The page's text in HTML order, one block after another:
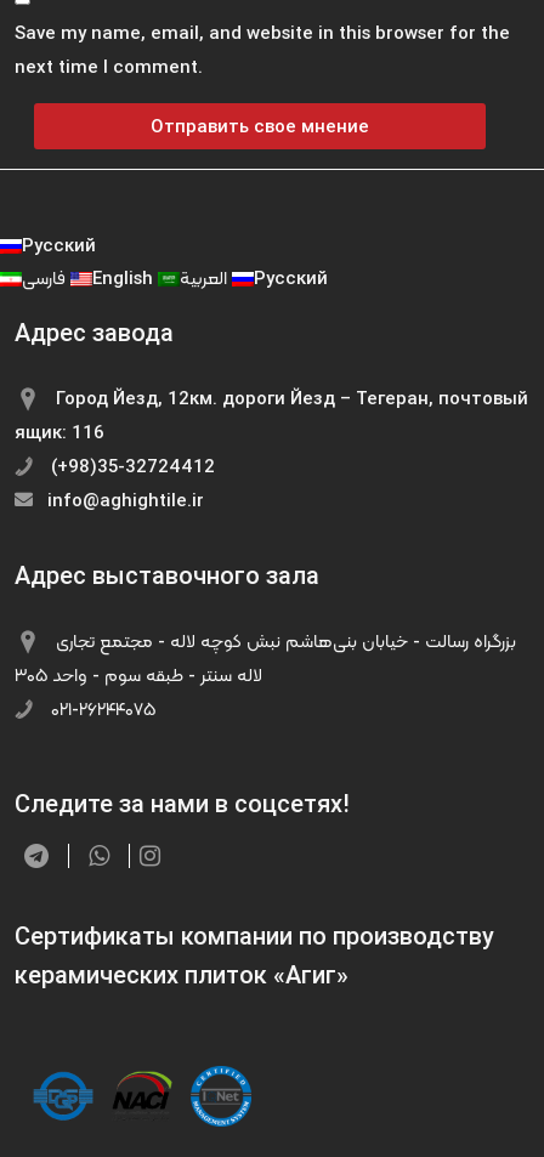
Save my name, email, and website in this browser for the
next time I comment.
Русский
English Русский
Адрес завода
Город Йезд, 12км. дороги Йезд – Тегеран, почтовый
ящик: 116
(+98)35-32724412
info@aghightile.ir
Адрес выставочного зала
لاله سنتر - طبقه سوم - واحد ۳۰۵
۰۲۱-۲۶۲۴۴۰۷۵
Следите за нами в соцсетях!
Сертификаты компании по производству
керамических плиток «Агиг»